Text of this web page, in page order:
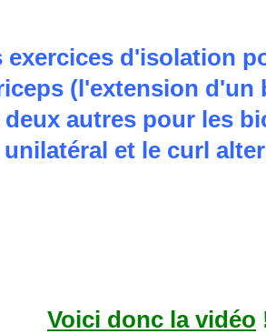
exercices d'isolation
(l'extension d'un
deux autres pour les
unilatéral et le curl
Voici donc la vidéo